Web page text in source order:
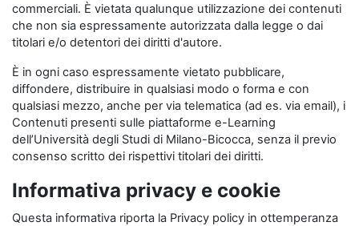
commerciali. È vietata qualunque utilizzazione dei contenuti
che non sia espressamente autorizzata dalla legge o dai
titolari e/o detentori dei diritti d'autore.
È in ogni caso espressamente vietato pubblicare,
diffondere, distribuire in qualsiasi modo o forma e con
qualsiasi mezzo, anche per via telematica (ad es. via email), i
Contenuti presenti sulle piattaforme e-Learning
dell’Università degli Studi di Milano-Bicocca, senza il previo
consenso scritto dei rispettivi titolari dei diritti.
Informativa privacy e cookie
Questa informativa riporta la Privacy policy in ottemperanza